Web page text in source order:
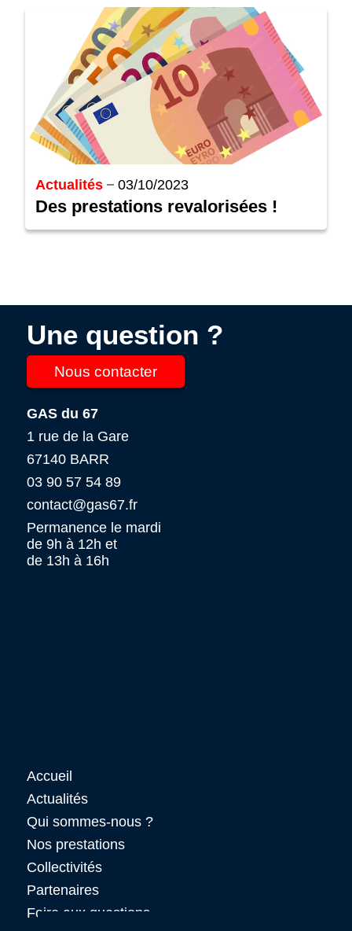
Actualités 03/10/2023
Des prestations revalorisées !
Une question ?
Nous contacter
GAS du 67
1 rue de la Gare
67140 BARR
03 90 57 54 89
contact@gas67.fr
Permanence le mardi
de 9h à 12h et
de 13h à 16h
Accueil
Actualités
Qui sommes-nous ?
Nos prestations
Collectivités
Partenaires
Foire aux questions